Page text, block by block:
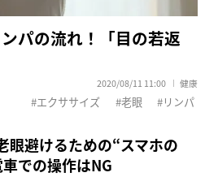
パの流れ！「目の若返
2020/08/11 11:00 健康
エクササイズ 老眼 リンパ
眼避けるための“スマホの
での操作はNG